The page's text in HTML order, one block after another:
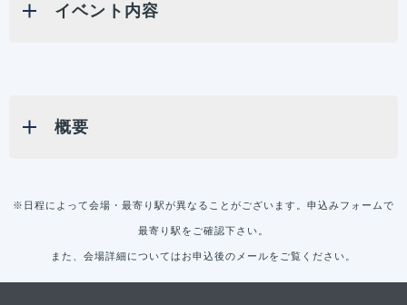
イベント内容
概要
※日程によって会場・最寄り駅が異なることがございます。申込みフォームで
最寄り駅をご確認下さい。
また、会場詳細についてはお申込後のメールをご覧ください。